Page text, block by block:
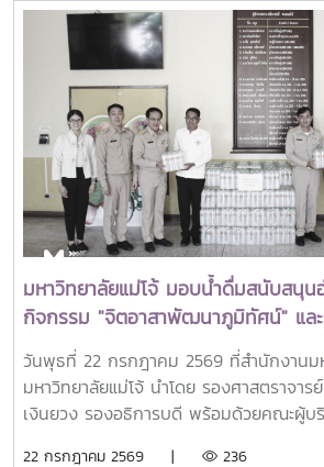
for Graduate Study and Research in
(SEARCA) นับเป็นรางวัลเกียรติยศระดั
เก่าทุน SEARCA ผู้มีความสำเร็จโดดเด่น
และสร้างคุณูปการสำคัญต่อการพัฒนากา
และสังคมอย่างยั่งยืนรางวัล Outstanding
Scholarship Alumni (OSSA) จัดตั้งขึ้นเ
เก่าผู้ได้รับทุนการศึกษาระดับบัณฑิตศึกษา
นำองค์ความรู้ ประสบการณ์ และศักยภาพ
ไปสร้างคุณประโยชน์ต่อองค์กร ชุมชน ประเ
ตะวันออกเฉียงใต้ ตลอดจนเป็นแบบอย่างที่
ปรัชญาของ SEARCA ผ่านความสำเร็จใน
สาธารณะ และการอุทิศตนเพื่อส่วนรวมในปี
รางวัลครอบคลุมผลงานสำคัญ 4 ด้าน ได้
(Teaching) การวิจัย (Research) การบริกา
พัฒนาชุมชน (Public Service and
Development) และธุรกิจการเกษตรและกา
มหาวิทยาลัยแม่โจ้ มอบน้ำดื่มสนับสนุน
กิจกรรม "จิตอาสาพัฒนาภูมิทัศน์" แล
อำเภอสันทราย
วันพุธที่ 22 กรกฎาคม 2569 ที่สำนักงานม
มหาวิทยาลัยแม่โจ้ นำโดย รองศาสตราจา
เงินยวง รองอธิการบดี พร้อมด้วยคณะผู้บ
22 กรกฎาคม 2569 | 236